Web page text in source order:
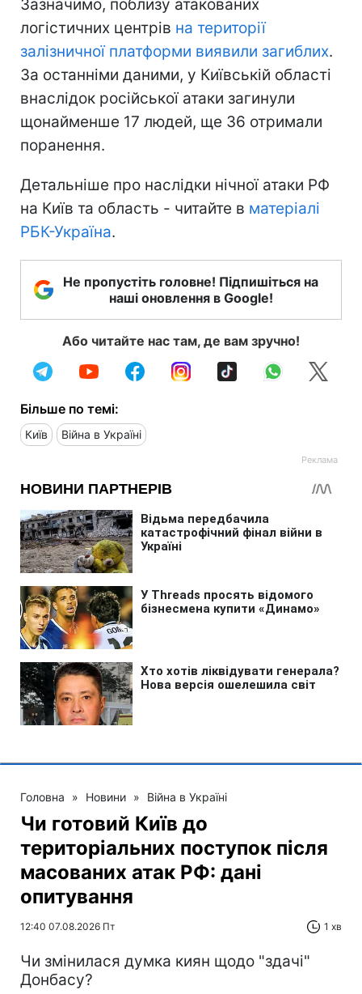
Зазначимо, поблизу атакованих
логістичних центрів на території
залізничної платформи виявили загиблих.
За останніми даними, у Київській області
внаслідок російської атаки загинули
щонайменше 17 людей, ще 36 отримали
поранення.
Детальніше про наслідки нічної атаки РФ
на Київ та область - читайте в матеріалі
РБК-Україна.
Не пропустіть головне! Підпишіться на
наші оновлення в Google!
Або читайте нас там, де вам зручно!
Більше по темі:
Київ Війна в Україні
Головна » Новини » Війна в Україні
Чи готовий Київ до
територіальних поступок після
масованих атак РФ: дані
опитування
12:40 07.08.2026 Пт 1 хв
Чи змінилася думка киян щодо "здачі"
Донбасу?